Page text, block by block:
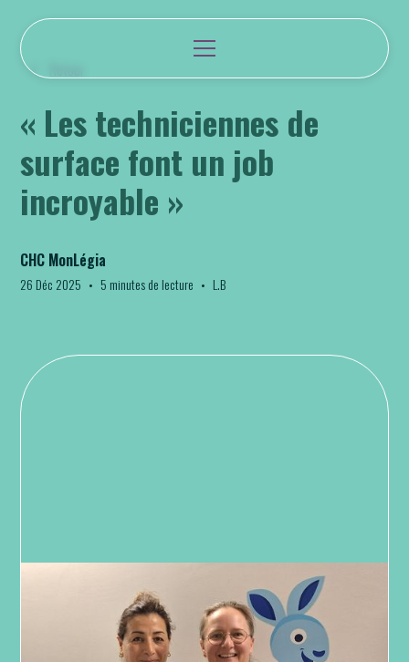
Retour
« Les techniciennes de
surface font un job
incroyable »
CHC MonLégia
26 Déc 2025 • 5 minutes de lecture • L.B